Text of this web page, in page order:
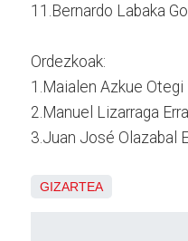
11.Bernardo Labaka
Ordezkoak:
1.Maialen Azkue Otegi
2.Manuel Lizarraga
3.Juan José Olazabal
GIZARTEA